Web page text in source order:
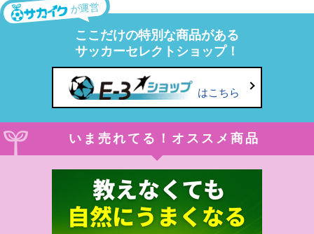
が運営
ここだけの特別な商品がある
サッカーセレクトショップ！
はこちら
いま売れてる！オススメ商品